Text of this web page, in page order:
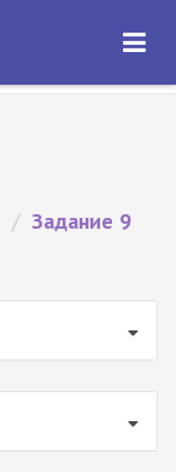
ОТКРЫТЬ
/ Задание 9